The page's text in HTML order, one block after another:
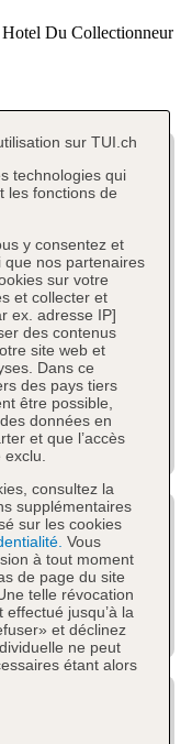
sur TUI.ch
technologies qui
les fonctions de
y consentez et
que nos partenaires
sur votre
et collecter et
ex. adresse IP]
des contenus
site web et
Dans ce
des pays tiers
être possible,
données en
et que l’accès
consultez la
supplémentaires
sur les cookies
Vous
à tout moment
de page du site
telle révocation
jusqu’à la
et déclinez
ne peut
étant alors